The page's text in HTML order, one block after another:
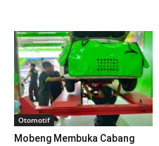
Otomotif
Mobeng Membuka Cabang